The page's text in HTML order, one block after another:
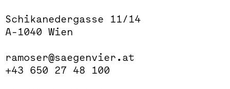
Schikanedergasse 11/14
A-1040 Wien
ramoser@saegenvier.at
+43 650 27 48 100